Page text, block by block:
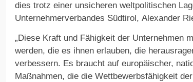
dies trotz einer unsicheren weltpolitischen
Unternehmerverbandes Südtirol, Alexander
„Diese Kraft und Fähigkeit der Unternehmen
werden, die es ihnen erlauben, die
verbessern. Es braucht auf europäischer,
Maßnahmen, die die Wettbewerbsfähigkeit